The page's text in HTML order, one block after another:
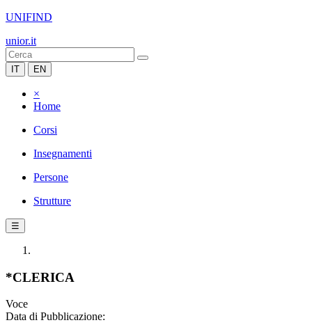
UNIFIND
unior.it
IT EN
×
Home
Corsi
Insegnamenti
Persone
Strutture
☰
*CLERICA
Voce
Data di Pubblicazione: